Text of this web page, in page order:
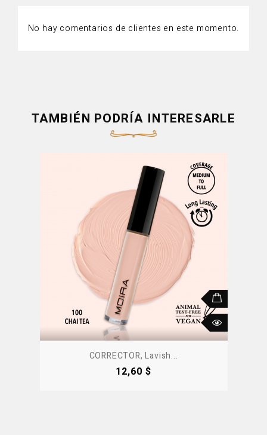
No hay comentarios de clientes en este momento.
TAMBIÉN PODRÍA INTERESARLE
CORRECTOR, Lavish...
Precio
12,60 $